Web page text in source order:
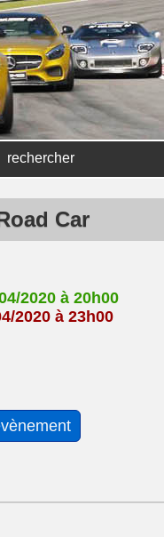
rechercher
Car
2020 à 20h00
2020 à 23h00